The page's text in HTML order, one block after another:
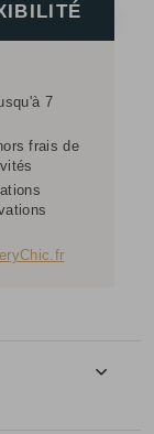
7
frais de